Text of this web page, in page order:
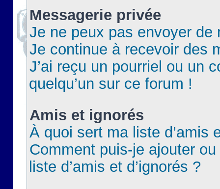
Messagerie privée
Je ne peux pas envoyer de
Je continue à recevoir des
J’ai reçu un pourriel ou un
quelqu’un sur ce forum !
Amis et ignorés
À quoi sert ma liste d’amis
Comment puis-je ajouter
liste d’amis et d’ignorés ?